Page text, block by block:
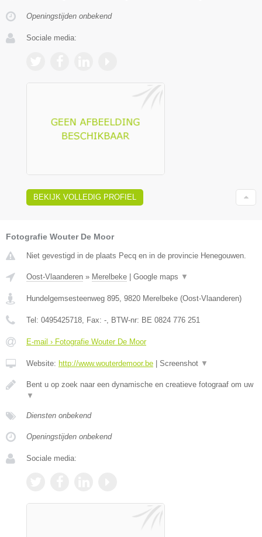
Openingstijden onbekend
Sociale media:
BEKIJK VOLLEDIG PROFIEL
Fotografie Wouter De Moor
Niet gevestigd in de plaats Pecq en in de provincie Henegouwen.
Oost-Vlaanderen » Merelbeke Google maps ▼
Hundelgemsesteenweg 895, 9820 Merelbeke (Oost-Vlaanderen)
Tel: 0495425718, Fax: -, BTW-nr: BE 0824 776 251
E-mail › Fotografie Wouter De Moor
Website: http://www.wouterdemoor.be Screenshot ▼
Bent u op zoek naar een dynamische en creatieve fotograaf om uw
▼
Diensten onbekend
Openingstijden onbekend
Sociale media: